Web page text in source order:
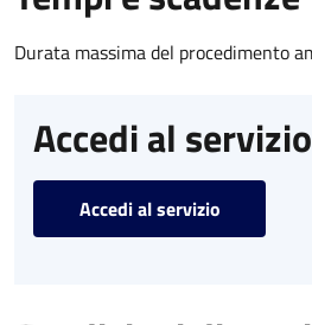
Durata massima del procedimento
Accedi al servizio
Accedi al servizio